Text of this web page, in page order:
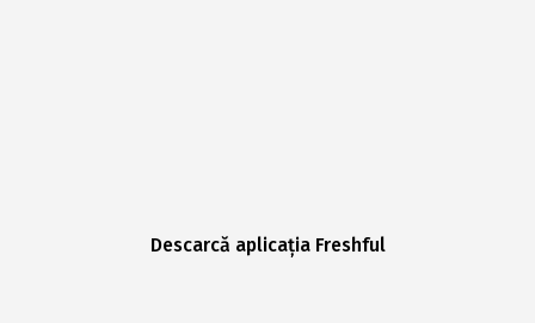
Descarcă aplicația Freshful